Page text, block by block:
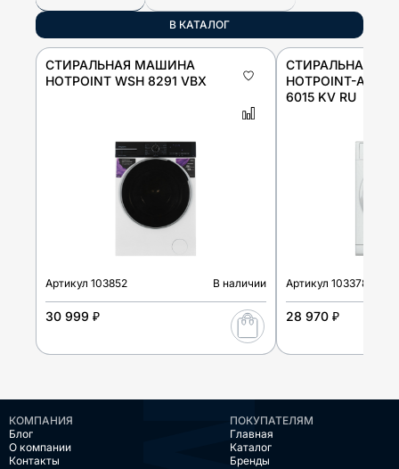
В КАТАЛОГ
СТИРАЛЬНАЯ МАШИНА
HOTPOINT WSH 8291 VBX
Артикул 103852 В наличии
30 999 ₽
СТИРАЛЬНАЯ
HOTPOINT-
6015 KV RU
Артикул 103378
28 970 ₽
КОМПАНИЯ
Блог
О компании
Контакты
ПОКУПАТЕЛЯМ
Главная
Каталог
Бренды